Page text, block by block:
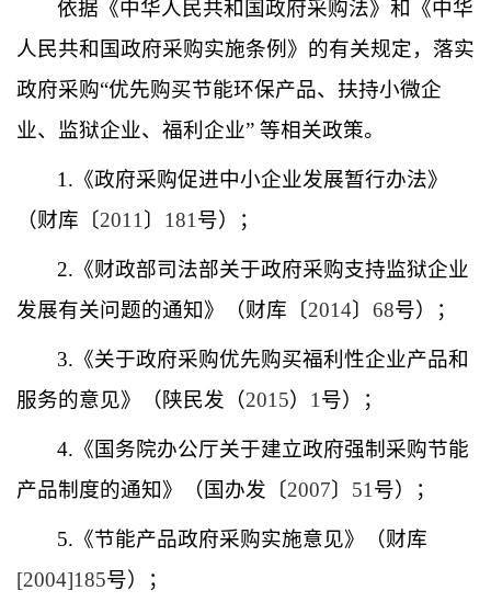
依据《中华人民共和国政府采购法》和《中华
人民共和国政府采购实施条例》的有关规定，落实
政府采购“优先购买节能环保产品、扶持小微企
业、监狱企业、福利企业” 等相关政策。
1. 《政府采购促进中小企业发展暂行办法》
（财库〔2011 〕 181 号）；
2. 《财政部司法部关于政府采购支持监狱企业
发展有关问题的通知》（财库〔2014〕 68号）；
3. 《关于政府采购优先购买福利性企业产品和
服务的意见》（陕民发（2015） 1 号）；
4. 《国务院办公厅关于建立政府强制采购节能
产品制度的通知》（国办发〔2007〕 51 号）；
5. 《节能产品政府采购实施意见》（财库
[2004]185号）；